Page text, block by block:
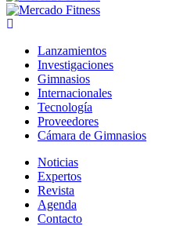
Lanzamientos
Investigaciones
Gimnasios
Internacionales
Tecnología
Proveedores
Cámara de Gimnasios
Noticias
Expertos
Revista
Agenda
Contacto